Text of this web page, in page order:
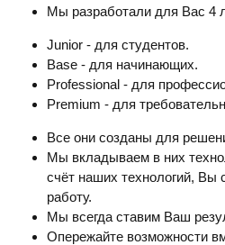
Мы разработали для Вас 4
Junior - для студентов.
Base - для начинающих.
Professional - для
Premium - для
Все они созданы для
Мы вкладываем в них
счёт наших технологий, Вы
работу.
Мы всегда ставим Ваш
Опережайте возможности